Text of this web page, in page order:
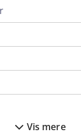
Vis mere